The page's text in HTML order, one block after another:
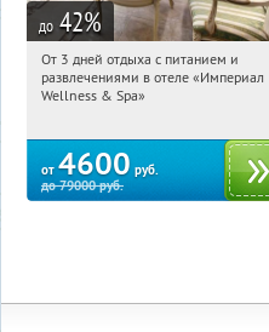
до 42%
14:37:05 Купили:
Калужская обл., г. Обнинск, Киевское
От 3 дней отдыха с питанием и
развлечениями в отеле «Империал
Wellness & Spa»
от 4600 руб.
до79000руб.